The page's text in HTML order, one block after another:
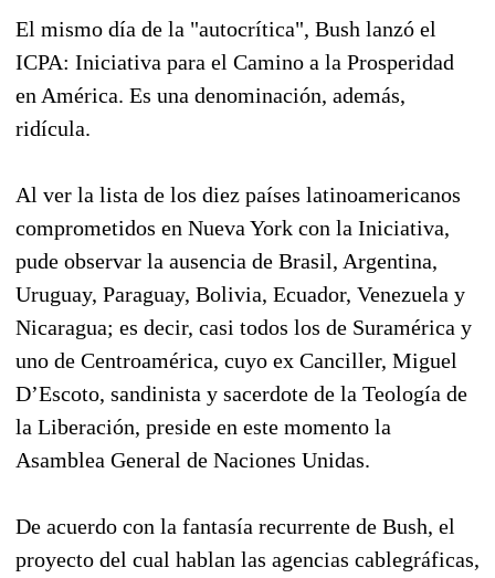
El mismo día de la "autocrítica", Bush lanzó el
ICPA: Iniciativa para el Camino a la Prosperidad
en América. Es una denominación, además,
ridícula.
Al ver la lista de los diez países latinoamericanos
comprometidos en Nueva York con la Iniciativa,
pude observar la ausencia de Brasil, Argentina,
Uruguay, Paraguay, Bolivia, Ecuador, Venezuela y
Nicaragua; es decir, casi todos los de Suramérica y
uno de Centroamérica, cuyo ex Canciller, Miguel
D’Escoto, sandinista y sacerdote de la Teología de
la Liberación, preside en este momento la
Asamblea General de Naciones Unidas.
De acuerdo con la fantasía recurrente de Bush, el
proyecto del cual hablan las agencias cablegráficas,